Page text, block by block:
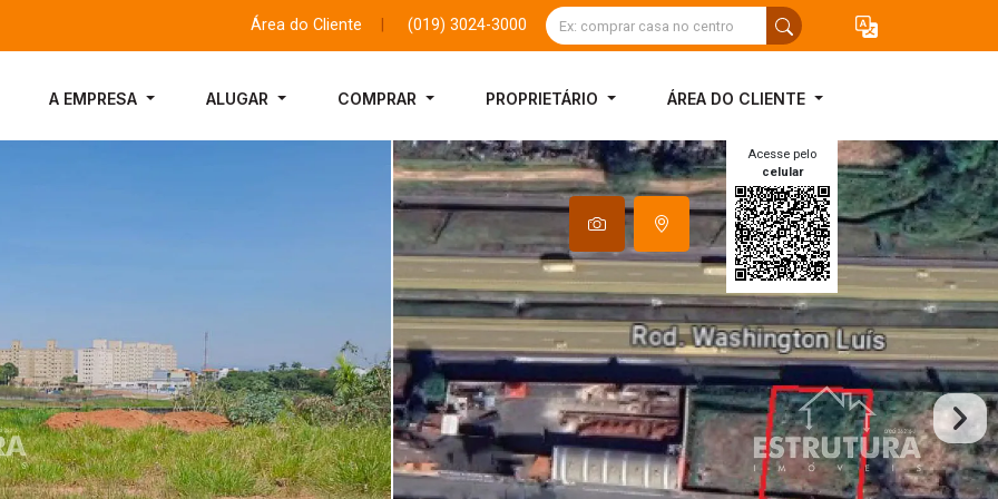
Área do Cliente (019) 3024-3000
A EMPRESA ALUGAR COMPRAR PROPRIETÁRIO ÁREA DO CLIENTE
Acesse pelo
celular